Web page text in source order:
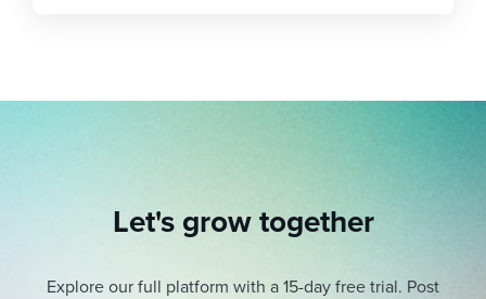
Let's grow together
Explore our full platform with a 15-day free trial. Post